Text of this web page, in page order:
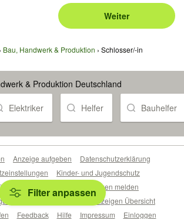
Weiter
Bau, Handwerk & Produktion Schlosser/-in
& Produktion Deutschland
Elektriker Helfer Bauhelfer
Filter anpassen
Anzeige aufgeben
Datenschutzerklärung
Kinder- und Jugendschutz
Sicherheitslücken melden
Beliebte Suchen
Anzeigen Übersicht
Feedback Hilfe Impressum Einloggen